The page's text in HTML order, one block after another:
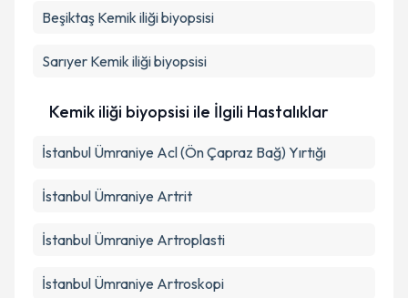
Beşiktaş Kemik iliği biyopsisi
Sarıyer Kemik iliği biyopsisi
Kemik iliği biyopsisi ile İlgili Hastalıklar
İstanbul Ümraniye Acl (Ön Çapraz Bağ) Yırtığı
İstanbul Ümraniye Artrit
İstanbul Ümraniye Artroplasti
İstanbul Ümraniye Artroskopi